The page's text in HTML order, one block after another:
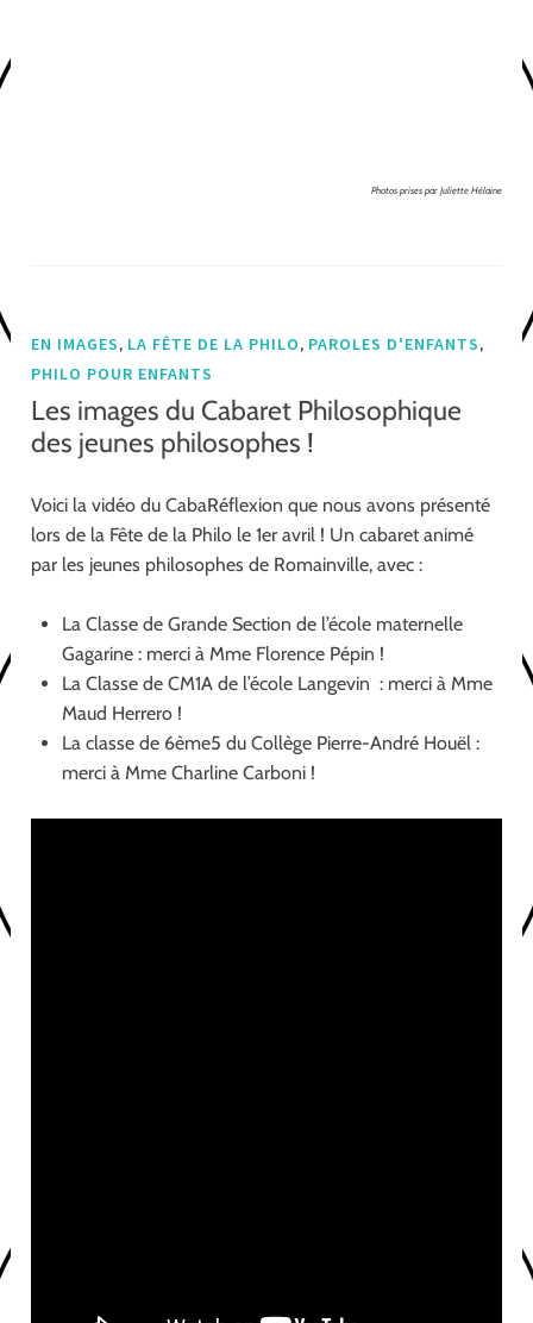
Photos prises par Juliette Hélaine
EN IMAGES, LA FÊTE DE LA PHILO, PAROLES D'ENFANTS,
PHILO POUR ENFANTS
Les images du Cabaret Philosophique
des jeunes philosophes !
Voici la vidéo du CabaRéflexion que nous avons présenté
lors de la Fête de la Philo le 1er avril ! Un cabaret animé
par les jeunes philosophes de Romainville, avec :
La Classe de Grande Section de l’école maternelle
Gagarine : merci à Mme Florence Pépin !
La Classe de CM1A de l’école Langevin : merci à Mme
Maud Herrero !
La classe de 6ème5 du Collège Pierre-André Houël :
merci à Mme Charline Carboni !